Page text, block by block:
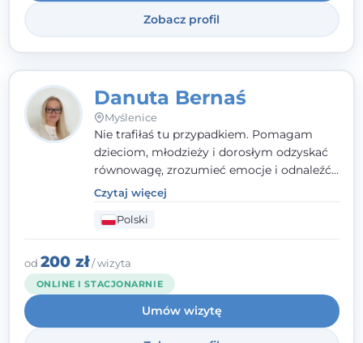
Zobacz profil
Danuta Bernaś
Myślenice
Nie trafiłaś tu przypadkiem. Pomagam
dzieciom, młodzieży i dorosłym odzyskać
równowagę, zrozumieć emocje i odnaleźć
wewnętrzną siłę. Moja droga do
psychologii zaczęła się od życia - pełnego
wyzwań, które nauczyły mnie uważności,
empatii i pokory. Dziś łączę doświadczenie
nauczycielki, psychologa, psychoterapeuty
i seksuologa tworząc bezpieczną
przestrzeń, w której można poczuć spokój i
wsparcie. Nie obiecuję łatwych rozwiązań -
ale mogę obiecać, że będę po Twojej
Czytaj więcej
Polski
od 200 zł/ wizyta
ONLINE I STACJONARNIE
Umów wizytę